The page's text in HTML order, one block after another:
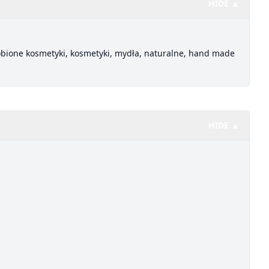
kosmetyki, kosmetyki, mydła, naturalne, hand made